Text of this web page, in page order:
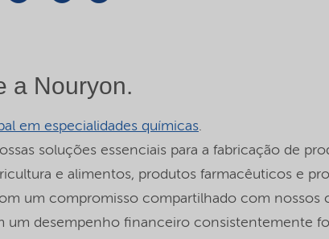
a Nouryon.
em especialidades químicas.
soluções essenciais para a fabricação de
e alimentos, produtos farmacêuticos e
um compromisso compartilhado com nossos
um desempenho financeiro consistentemente